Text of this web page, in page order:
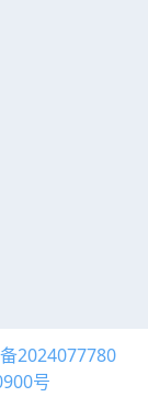
2024077780
号